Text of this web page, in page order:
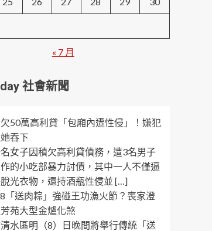
« 7 月
社會新聞
50萬高利貸「包廂內遭性侵」！嫌犯
吞下
女子因積欠高利貸債務，遭3名男子
的小吃部暴力討債，其中一人不僅逼
光衣物，還持酒瓶性侵並 […]
「送肉粽」強碰王功漁火節？喪家澄
苑大型金爐化煞
水區明（8）日晚間將舉行傳統「送